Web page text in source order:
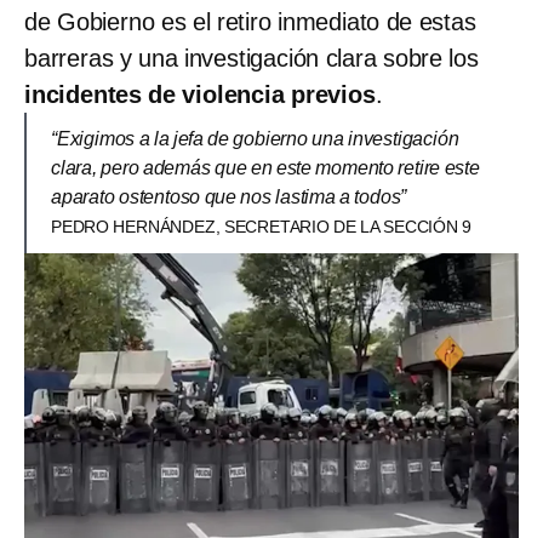
de Gobierno es el retiro inmediato de estas
barreras y una investigación clara sobre los
incidentes de violencia previos.
“Exigimos a la jefa de gobierno una investigación
clara, pero además que en este momento retire este
aparato ostentoso que nos lastima a todos”
PEDRO HERNÁNDEZ, SECRETARIO DE LA SECCIÓN 9